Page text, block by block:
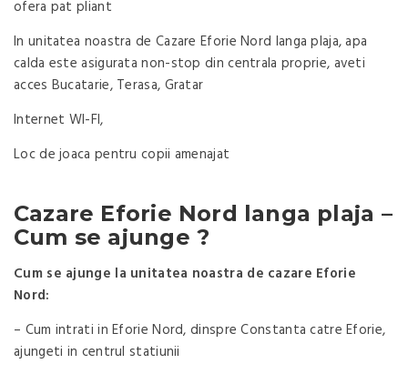
ofera pat pliant
In unitatea noastra de Cazare Eforie Nord langa plaja, apa
calda este asigurata non-stop din centrala proprie, aveti
acces Bucatarie, Terasa, Gratar
Internet WI-FI,
Loc de joaca pentru copii amenajat
Cazare Eforie Nord langa plaja –
Cum se ajunge ?
Cum se ajunge la unitatea noastra de cazare Eforie
Nord:
– Cum intrati in Eforie Nord, dinspre Constanta catre Eforie,
ajungeti in centrul statiunii